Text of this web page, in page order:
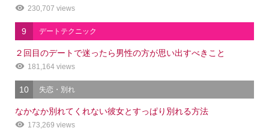
230,707 views
9 デートテクニック
２回目のデートで迷ったら男性の方が思い出すべきこと
181,164 views
10 失恋・別れ
なかなか別れてくれない彼女とすっぱり別れる方法
173,269 views